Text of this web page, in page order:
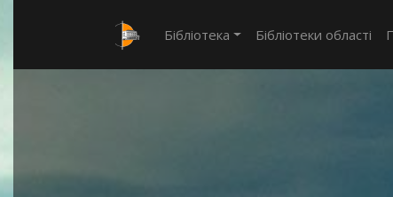
Бібліотека Бібліотеки області